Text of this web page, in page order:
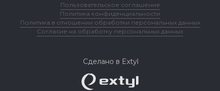
Пользовательское соглашение
Политика конфиденциальности
Политика в отношении обработки персональных данных
Согласие на обработку персональных данных
Сделано в Extyl